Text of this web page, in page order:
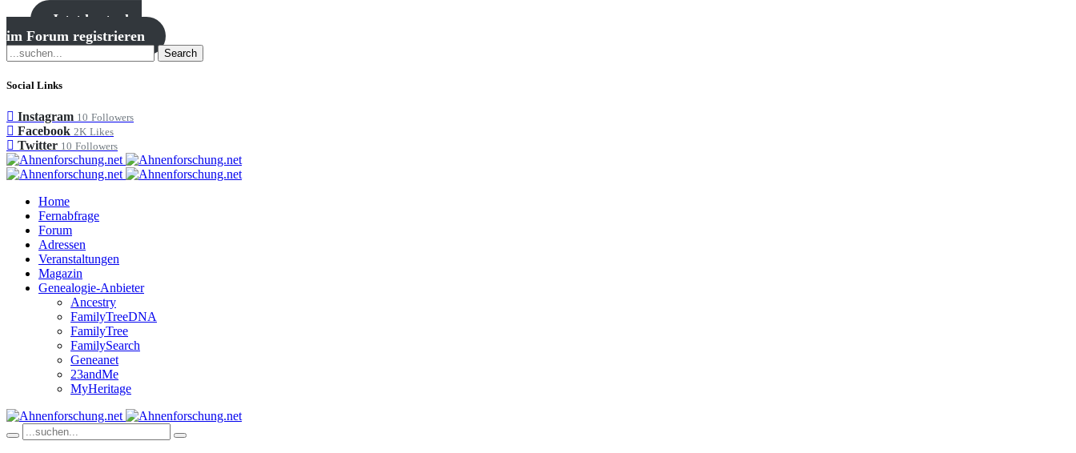
Jetzt kostenlos
im Forum registrieren
Search
Social Links
Instagram 10 Followers
Facebook 2K Likes
Twitter 10 Followers
Home
Fernabfrage
Forum
Adressen
Veranstaltungen
Magazin
Genealogie-Anbieter
Ancestry
FamilyTreeDNA
FamilyTree
FamilySearch
Geneanet
23andMe
MyHeritage